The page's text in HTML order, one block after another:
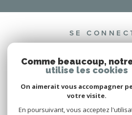
SE
ESPACE
Comme beaucoup,
utilise les cookies
On aimerait vous accompagner
votre visite.
En poursuivant, vous acceptez